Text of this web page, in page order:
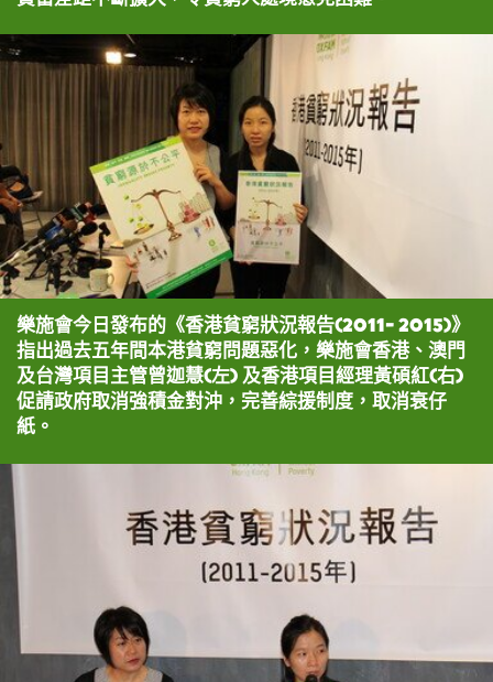
樂施會今日發布的《香港貧窮狀況報告(2011- 2015)》
指出過去五年間本港貧窮問題惡化，樂施會香港、澳門
及台灣項目主管曾迦慧(左) 及香港項目經理黃碩紅(右)
促請政府取消強積金對沖，完善綜援制度，取消衰仔
紙。